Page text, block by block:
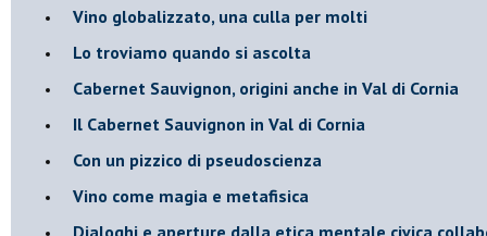
Vino globalizzato, una culla per molti
Lo troviamo quando si ascolta
Cabernet Sauvignon, origini anche in Val di Cornia
Il Cabernet Sauvignon in Val di Cornia
Con un pizzico di pseudoscienza
​Vino come magia e metafisica
Dialoghi e aperture dalla etica mentale civica